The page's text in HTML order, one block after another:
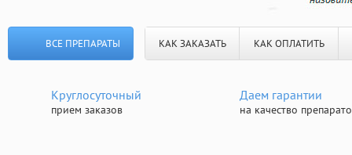
ВСЕ ПРЕПАРАТЫ КАК ЗАКАЗАТЬ КАК ОПЛАТИТЬ
Круглосуточный
прием заказов
Даем гарантии
на качество